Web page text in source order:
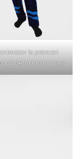
la peteceri
de inchiriat in iasi